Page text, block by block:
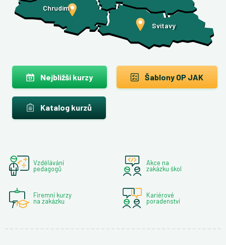
Chrudim
Svitavy
Nejbližší kurzy Šablony OP JAK
Katalog kurzů
Vzdělávání
pedagogů
Akce na
zakázku škol
Firemní kurzy
na zakázku
Kariérové
poradenství